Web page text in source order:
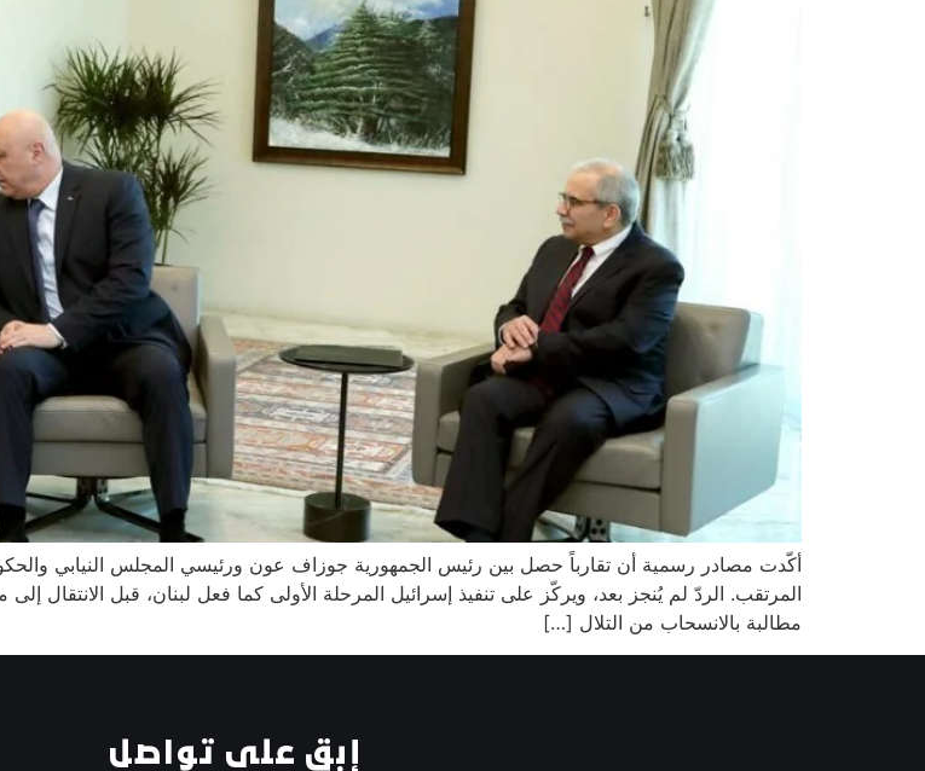
أكّدت مصادر رسمية أن تقارباً حصل بين رئيس الجمهورية جوزاف عون ورئيسي المجلس النيابي
المرتقب. الردّ لم يُنجز بعد، ويركّز على تنفيذ إسرائيل المرحلة الأولى كما فعل لبنان، قبل الانتقال
مطالبة بالانسحاب من التلال […]
إبق على تواصل